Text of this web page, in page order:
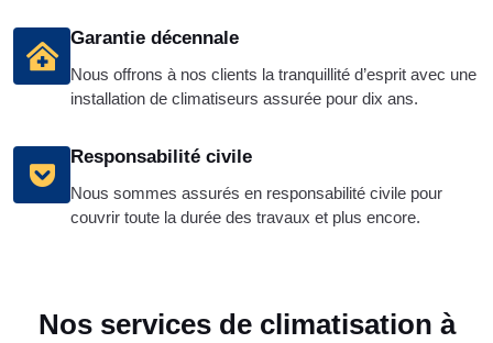
Garantie décennale
Nous offrons à nos clients la tranquillité d’esprit avec une
installation de climatiseurs assurée pour dix ans.
Responsabilité civile
Nous sommes assurés en responsabilité civile pour
couvrir toute la durée des travaux et plus encore.
Nos services de climatisation à